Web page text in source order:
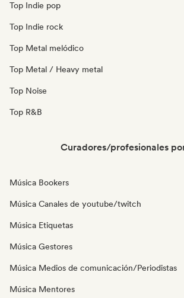
Top Indie pop
Top Indie rock
Top Metal melódico
Top Metal / Heavy metal
Top Noise
Top R&B
Curadores/profesionales
Música Bookers
Música Canales de youtube/twitch
Música Etiquetas
Música Gestores
Música Medios de comunicación/Periodistas
Música Mentores